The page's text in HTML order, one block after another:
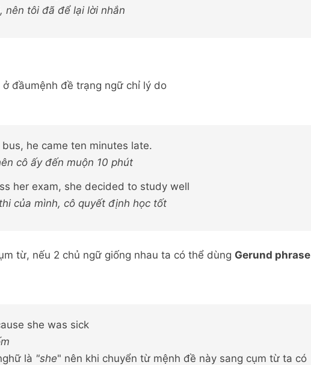
nên tôi đã để lại lời nhắn
đầumệnh đề trạng ngữ chỉ lý do
he came ten minutes late.
cô ấy đến muộn 10 phút
her exam, she decided to study well
của mình, cô quyết định học tốt
từ, nếu 2 chủ ngữ giống nhau ta có thể dùng Gerund phrase
she was sick
là "she" nên khi chuyển từ mệnh đề này sang cụm từ ta có